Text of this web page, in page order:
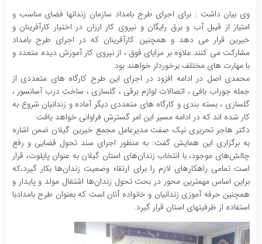
وی بیان داشت : برای اجرای طرح بامداد سازمان زندانها فضای مناسب و
امتیاز از قیبل آب و برق رایگان و نیروی کار ارزان در اختیار کارآفرینان و
خیرین قرار می دهد و همچنین کارآفرینان که در اجرای طرح بامداد
مشارکت می کنند علاوه بر مزایای فوق ، از نیروی کار آموزش دیده متعدد و
با مهارت های مختلف برخوردار خواهند بود
محمدی اصل در ادامه افزود در اجرای این طرح کارگاه های متعددی از
جمله جوراب بافی ، اتصالات لوازم برقی ، گلسازی ، ساخت درب آسانسور ،
گلسازی ، بسته بندی و کارگاه های متعددی دیگر آماده و زندانیان شروع به
کار شده اند که در ادامه مسیر این امر گسترش فراوانی خواهد یافت
دکتر هاجر تحریری نیک صفت مدیرعامل مجمع خیرین گیلان ضمن اشاره
به برگزاری این همایش گفت: به منظور اجرای سند تحول قضایی و رفع
چالش‌های موجود، با انتخاب زندان‌های استان گیلان به عنوان پایلوت، قرار
است تمامی راهکار‌های لازم را برای ارتقاء وضعیت زندان‌ها بکار گیرد،که
براین اساس مهمترین محور در بحث تحول زندان‌ها اشتغال مولد و پایدار و
همچنین حرفه آموزی زندانیان و خانواده آنان است که بعنوان طرح بامدادبا
استفاده از ظرفیتهای استان قرار گیرد.